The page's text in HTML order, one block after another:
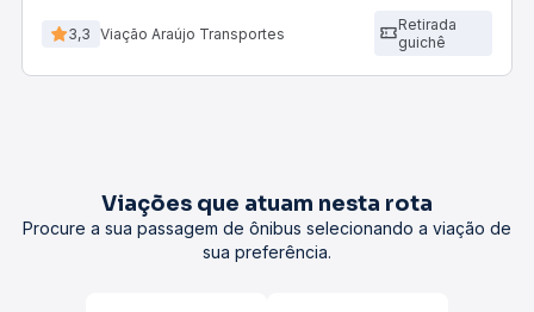
3,3 Viação Araújo Transportes
Retirada
guichê
Viações que atuam nesta rota
Procure a sua passagem de ônibus selecionando a viação de
sua preferência.